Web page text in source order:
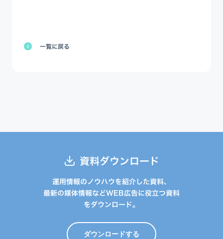
一覧に戻る
資料ダウンロード
運用情報のノウハウを紹介した資料、
最新の媒体情報などWEB広告に役立つ資料
をダウンロード。
ダウンロードする